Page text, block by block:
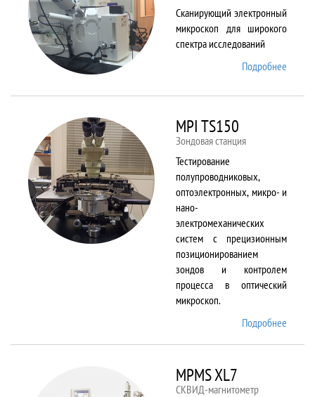
Сканирующий электронный
микроскоп для широкого
спектра исследований
Подробнее
MPI TS150
Зондовая станция
Тестирование
полупроводниковых,
оптоэлектронных, микро- и
нано-
электромеханических
систем с прецизионным
позиционированием
зондов и контролем
процесса в оптический
микроскоп.
Подробнее
MPMS XL7
СКВИД-магнитометр